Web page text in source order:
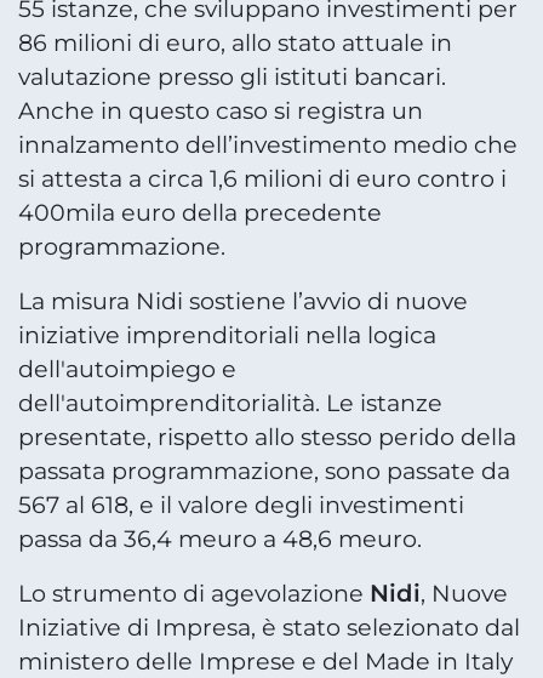
55 istanze, che sviluppano investimenti per
86 milioni di euro, allo stato attuale in
valutazione presso gli istituti bancari.
Anche in questo caso si registra un
innalzamento dell’investimento medio che
si attesta a circa 1,6 milioni di euro contro i
400mila euro della precedente
programmazione.
La misura Nidi sostiene l’avvio di nuove
iniziative imprenditoriali nella logica
dell'autoimpiego e
dell'autoimprenditorialità. Le istanze
presentate, rispetto allo stesso perido della
passata programmazione, sono passate da
567 al 618, e il valore degli investimenti
passa da 36,4 meuro a 48,6 meuro.
Lo strumento di agevolazione Nidi, Nuove
Iniziative di Impresa, è stato selezionato dal
ministero delle Imprese e del Made in Italy